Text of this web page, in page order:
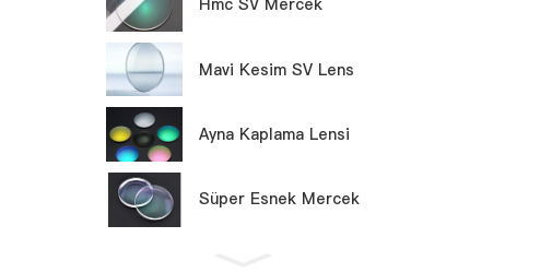
Mavi Kesim SV Lens
Ayna Kaplama Lensi
Süper Esnek Mercek